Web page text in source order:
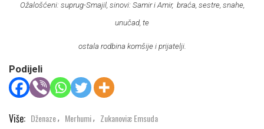
Ožalošćeni: suprug-Smajil, sinovi: Samir i Amir, braća, sestre, snahe,
unučad, te
ostala rodbina komšije i prijatelji.
Podijeli
Više: Dženaze, Merhumi, Zukanoviæ Emsuda